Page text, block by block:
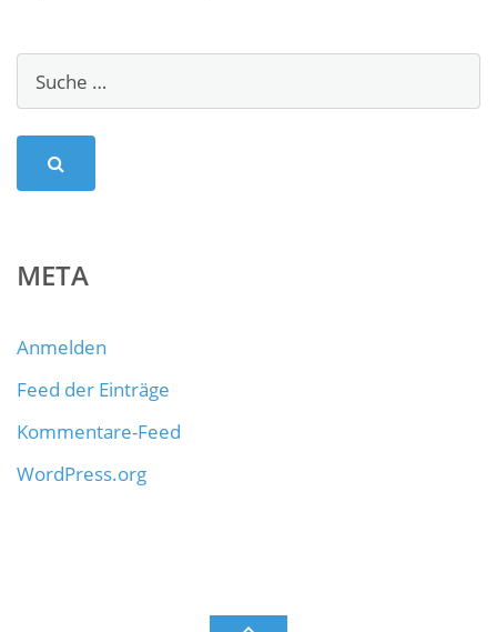
META
Anmelden
Feed der Einträge
Kommentare-Feed
WordPress.org